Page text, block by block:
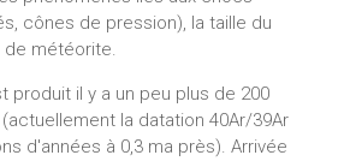
cônes de pression), la taille du
météorite.
produit il y a un peu plus de 200
(actuellement la datation 40Ar/39Ar
d'années à 0,3 ma près). Arrivée